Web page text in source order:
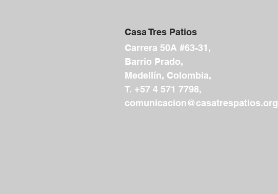
Casa Tres Patios
Carrera 50A #63-31,
Barrio Prado,
Medellín, Colombia,
T. +57 4 571 7798,
comunicacion@casatrespatios.org